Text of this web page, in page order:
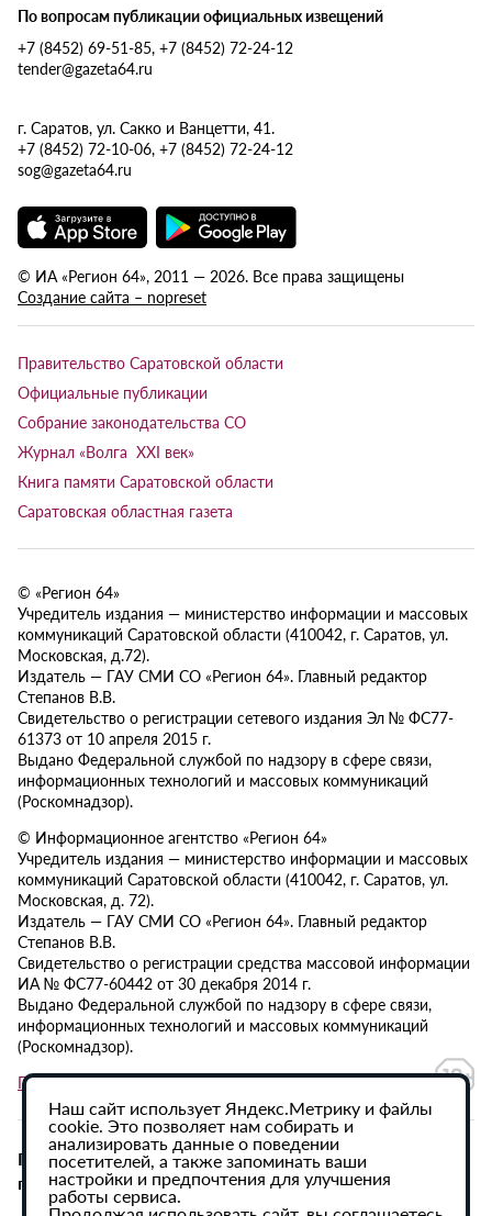
По вопросам публикации официальных извещений
+7 (8452) 69-51-85, +7 (8452) 72-24-12
tender@gazeta64.ru
г. Саратов, ул. Сакко и Ванцетти, 41.
+7 (8452) 72-10-06, +7 (8452) 72-24-12
sog@gazeta64.ru
© ИА «Регион 64», 2011 — 2026. Все права защищены
Создание сайта – nopreset
Правительство Саратовской области
Официальные публикации
Собрание законодательства СО
Журнал «Волга XXI век»
Книга памяти Саратовской области
Саратовская областная газета
© «Регион 64»
Учредитель издания — министерство информации и массовых
коммуникаций Саратовской области (410042, г. Саратов, ул.
Московская, д.72).
Издатель — ГАУ СМИ СО «Регион 64». Главный редактор
Степанов В.В.
Свидетельство о регистрации сетевого издания Эл № ФС77-
61373 от 10 апреля 2015 г.
Выдано Федеральной службой по надзору в сфере связи,
информационных технологий и массовых коммуникаций
(Роскомнадзор).
© Информационное агентство «Регион 64»
Учредитель издания — министерство информации и массовых
коммуникаций Саратовской области (410042, г. Саратов, ул.
Московская, д. 72).
Издатель — ГАУ СМИ СО «Регион 64». Главный редактор
Степанов В.В.
Свидетельство о регистрации средства массовой информации
ИА № ФС77-60442 от 30 декабря 2014 г.
Выдано Федеральной службой по надзору в сфере связи,
информационных технологий и массовых коммуникаций
(Роскомнадзор).
Политика в отношении обработки персональных данных
При использовании материалов сайта активная
гиперссылка на ИА «Регион 64» обязательна.
Наш сайт использует Яндекс.Метрику и файлы
cookie. Это позволяет нам собирать и
анализировать данные о поведении
посетителей, а также запоминать ваши
настройки и предпочтения для улучшения
работы сервиса.